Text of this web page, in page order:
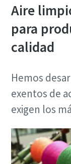
Aire
para
calidad
Hemos
exentos de
exigen los